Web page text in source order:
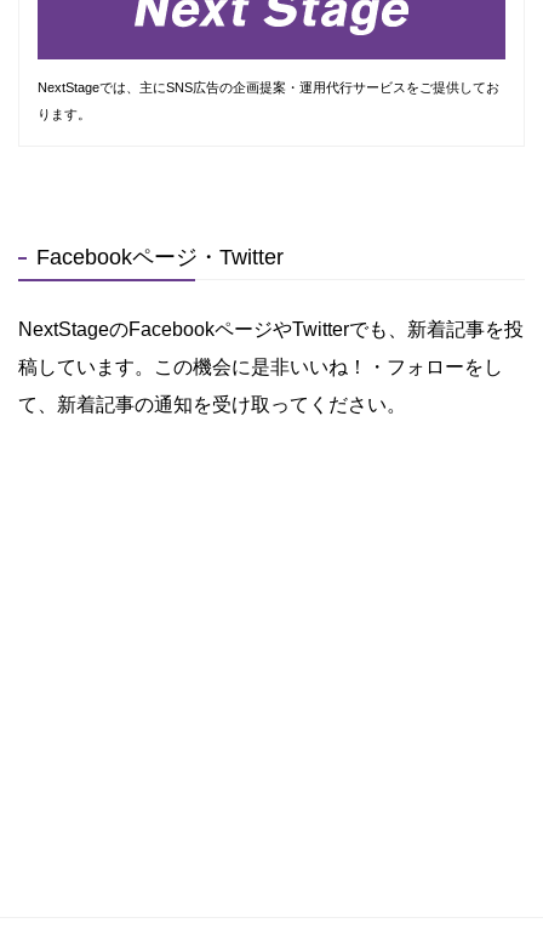
NextStageでは、主にSNS広告の企画提案・運用代行サービスをご提供してお
ります。
Facebookページ・Twitter
NextStageのFacebookページやTwitterでも、新着記事を投
稿しています。この機会に是非いいね！・フォローをし
て、新着記事の通知を受け取ってください。